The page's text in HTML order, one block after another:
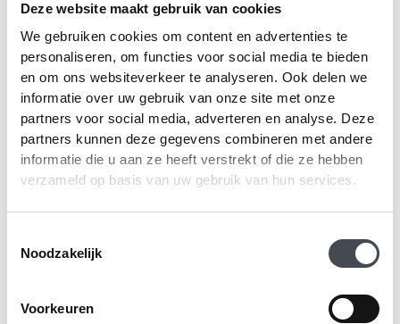
Deze website maakt gebruik van cookies
We gebruiken cookies om content en advertenties te
personaliseren, om functies voor social media te bieden
en om ons websiteverkeer te analyseren. Ook delen we
informatie over uw gebruik van onze site met onze
partners voor social media, adverteren en analyse. Deze
partners kunnen deze gegevens combineren met andere
informatie die u aan ze heeft verstrekt of die ze hebben
verzameld op basis van uw gebruik van hun services.
Noodzakelijk
Voorkeuren
aan kwaliteit of duurzaamheid.
Onderhoud van Plak PVC vloeren
van Plak PVC vloeren is eenvoudig, wat een groot
voordeel is voor drukke huishoudens. Regelmatig stofzuigen of vegen is
vaak al voldoende om de vloer schoon te houden. Voor een grondige
reiniging kun je een vochtige dweilgebruiken met een milde reiniger.
Vermijd agressieve schoonmaakmiddelen, omdat deze de vloer kunnen
beschermviltjesonder meubels te plaatsen. Dit helpt krassen te
eenvoudig worden vervangen, waardoor je vloer er
weer als nieuw uitziet.